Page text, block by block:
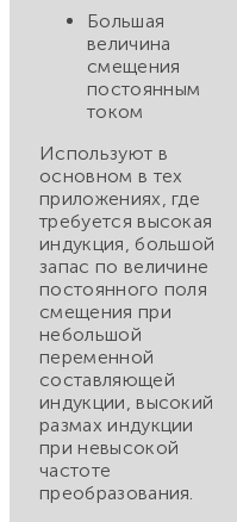
Большая
величина
смещения
постоянным
током
Используют в
основном в тех
приложениях, где
требуется высокая
индукция, большой
запас по величине
постоянного поля
смещения при
небольшой
переменной
составляющей
индукции, высокий
размах индукции
при невысокой
частоте
преобразования.